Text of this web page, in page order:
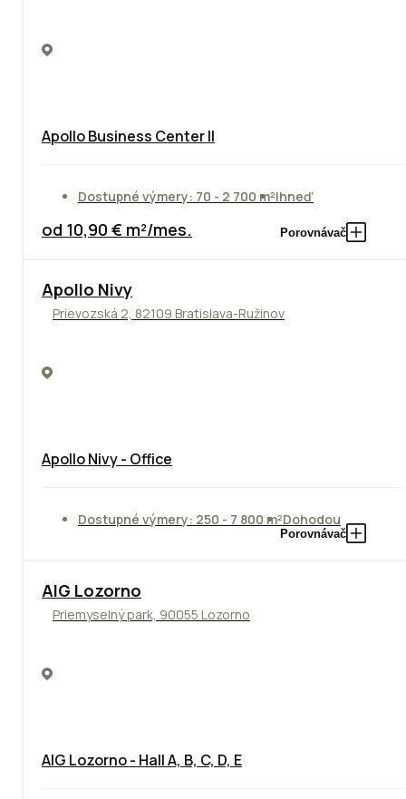
Apollo Business Center II
Dostupné výmery: 70 - 2 700 m²Ihneď
od 10,90 € m²/mes. Porovnávač
Apollo Nivy
Prievozská 2, 82109 Bratislava-Ružinov
Apollo Nivy - Office
Dostupné výmery: 250 - 7 800 m²Dohodou
Porovnávač
TOP
AIG Lozorno
Priemyselný park, 90055 Lozorno
AIG Lozorno - Hall A, B, C, D, E